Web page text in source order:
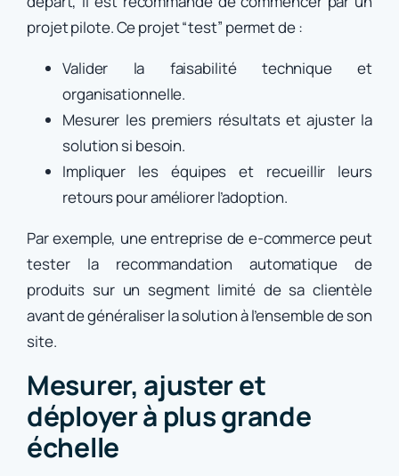
projet pilote. Ce projet “test” permet de :
Valider la faisabilité technique et
organisationnelle.
Mesurer les premiers résultats et ajuster la
solution si besoin.
Impliquer les équipes et recueillir leurs
retours pour améliorer l’adoption.
Par exemple, une entreprise de e-commerce peut
tester la recommandation automatique de
produits sur un segment limité de sa clientèle
avant de généraliser la solution à l’ensemble de son
site.
Mesurer, ajuster et
déployer à plus grande
échelle